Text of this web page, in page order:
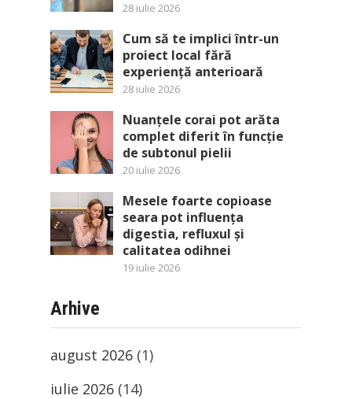
28 iulie 2026
Cum să te implici într-un
proiect local fără
experiență anterioară
28 iulie 2026
Nuanțele corai pot arăta
complet diferit în funcție
de subtonul pielii
20 iulie 2026
Mesele foarte copioase
seara pot influența
digestia, refluxul și
calitatea odihnei
19 iulie 2026
Arhive
august 2026 (1)
iulie 2026 (14)